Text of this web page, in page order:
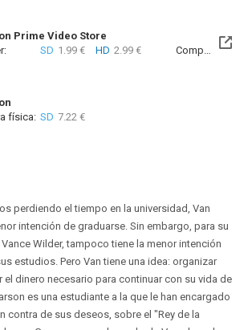
Prime Video Store
SD 1.99 € HD 2.99 € Compra: SD
física: SD 7.22 €
perdiendo el tiempo en la universidad, Van
intención de graduarse. Sin embargo, para su
Wilder, tampoco tiene la menor intención
estudios. Pero Van tiene una idea: organizar
el dinero necesario para continuar con su vida de
es una estudiante a la que le han encargado
contra de sus deseos, sobre el "Rey de la